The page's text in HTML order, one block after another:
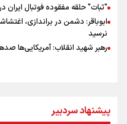
"ثبات" حلقه مفقوده فوتبال ایران
ابوباقر: دشمن در براندازی،
نرسید
رهبر شهید انقلاب: آمریکایی‌ها
ونس: در حال کار بر روی ایجاد یک
پیشنهاد سردبیر